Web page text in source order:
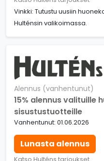
Vinkki: Tutustu uusiin
Hulténsin valikoimassa.
Alennus (vanhentunut)
15% alennus valituille
sisustustuotteille
Vanhentunut: 01.06.2026
Lunasta alennus
Katso Hulténs tarjoukset